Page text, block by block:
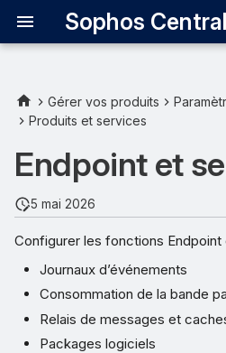
Sophos
Gérer vos produits
Produits et services
Endpoint et
5 mai 2026
Configurer les fonctions
Journaux d’événements
Consommation de la bande
Relais de messages et
Packages logiciels